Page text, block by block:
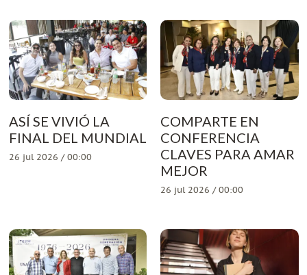
ASÍ SE VIVIÓ LA
FINAL DEL MUNDIAL
26 jul 2026 / 00:00
COMPARTE EN
CONFERENCIA
CLAVES PARA AMAR
MEJOR
26 jul 2026 / 00:00